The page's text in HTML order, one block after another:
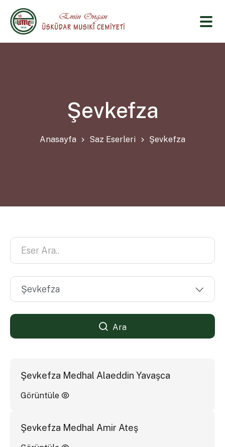
Şevkefza
Anasayfa Saz Eserleri Şevkefza
Ara
Şevkefza Medhal Alaeddin Yavaşca
Görüntüle
Şevkefza Medhal Amir Ateş